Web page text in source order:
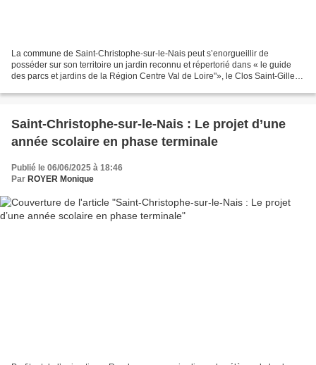
La commune de Saint-Christophe-sur-le-Nais peut s’enorgueillir de
posséder sur son territoire un jardin reconnu et répertorié dans « le guide
des parcs et jardins de la Région Centre Val de Loire"», le Clos Saint-Gilles.
Saint-Christophe-sur-le-Nais : Le projet d’une
année scolaire en phase terminale
Publié le 06/06/2025 à 18:46
Par ROYER Monique